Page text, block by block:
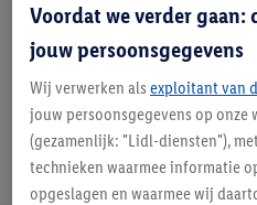
Handleidingen en downloads
Voordat we verder gaan:
jouw persoonsgegevens
Wij verwerken als exploitant van
jouw persoonsgegevens op onze
(gezamenlijk: "Lidl-diensten"),
technieken waarmee informatie
opgeslagen en waarmee wij